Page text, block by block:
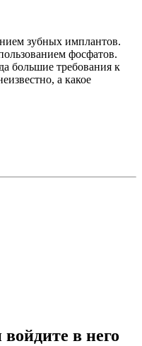
зубных имплантов.
фосфатов.
большие требования к
а какое
в него